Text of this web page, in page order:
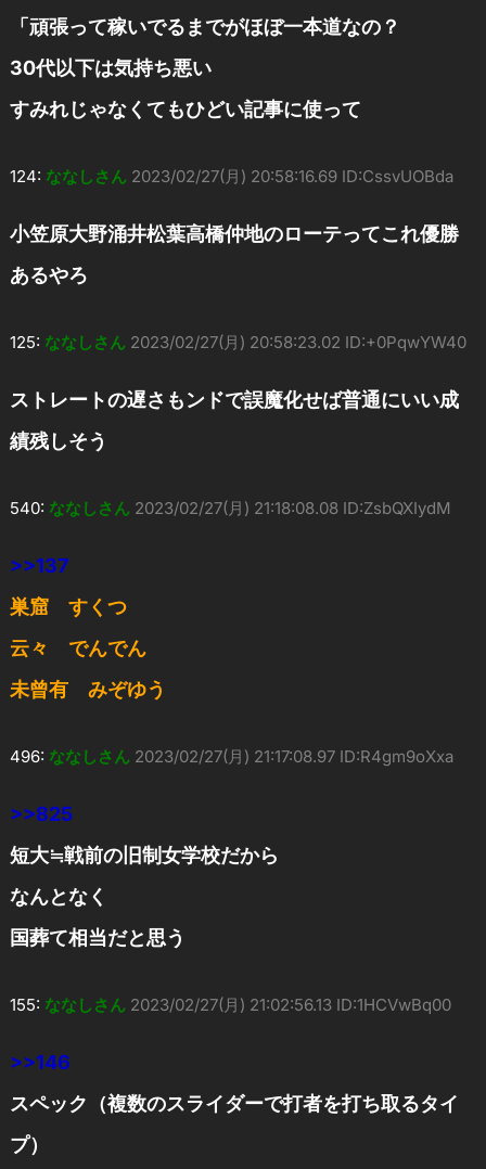
「頑張って稼いでるまでがほぼ一本道なの？
30代以下は気持ち悪い
すみれじゃなくてもひどい記事に使って
124: ななしさん 2023/02/27(月) 20:58:16.69 ID:CssvUOBda
小笠原大野涌井松葉高橋仲地のローテってこれ優勝
あるやろ
125: ななしさん 2023/02/27(月) 20:58:23.02 ID:+0PqwYW40
ストレートの遅さもンドで誤魔化せば普通にいい成
績残しそう
540: ななしさん 2023/02/27(月) 21:18:08.08 ID:ZsbQXIydM
>>137
巣窟 すくつ
云々 でんでん
未曾有 みぞゆう
496: ななしさん 2023/02/27(月) 21:17:08.97 ID:R4gm9oXxa
>>825
短大≒戦前の旧制女学校だから
なんとなく
国葬て相当だと思う
155: ななしさん 2023/02/27(月) 21:02:56.13 ID:1HCVwBq00
>>146
スペック（複数のスライダーで打者を打ち取るタイ
プ）